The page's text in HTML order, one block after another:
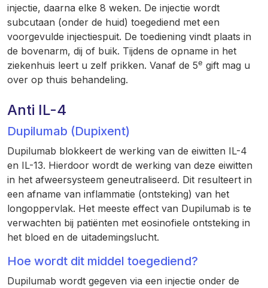
injectie, daarna elke 8 weken. De injectie wordt
subcutaan (onder de huid) toegediend met een
voorgevulde injectiespuit. De toediening vindt plaats in
de bovenarm, dij of buik. Tijdens de opname in het
ziekenhuis leert u zelf prikken. Vanaf de 5e gift mag u
over op thuis behandeling.
Anti IL-4
Dupilumab (Dupixent)
Dupilumab blokkeert de werking van de eiwitten IL-4
en IL-13. Hierdoor wordt de werking van deze eiwitten
in het afweersysteem geneutraliseerd. Dit resulteert in
een afname van inflammatie (ontsteking) van het
longoppervlak. Het meeste effect van Dupilumab is te
verwachten bij patiënten met eosinofiele ontsteking in
het bloed en de uitademingslucht.
Hoe wordt dit middel toegediend?
Dupilumab wordt gegeven via een injectie onder de